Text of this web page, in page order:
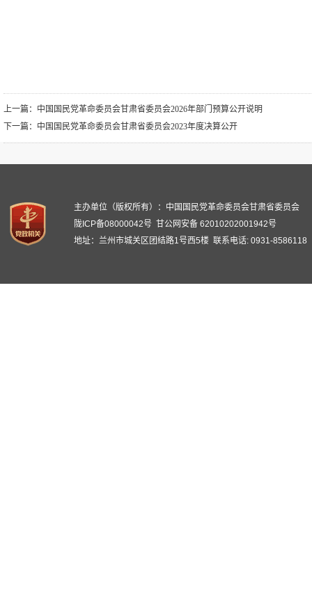
上一篇： 中国国民党革命委员会甘肃省委员会2026年部门预算公开说明
下一篇： 中国国民党革命委员会甘肃省委员会2023年度决算公开
主办单位（版权所有）：中国国民党革命委员会甘肃省委员会
陇ICP备08000042号 甘公网安备 62010202001942号
地址：兰州市城关区团结路1号西5楼 联系电话: 0931-8586118